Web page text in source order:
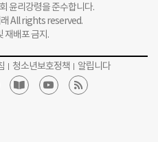
윤리강령을 준수합니다.
All rights reserved.
재배포 금지.
청소년보호정책 알립니다